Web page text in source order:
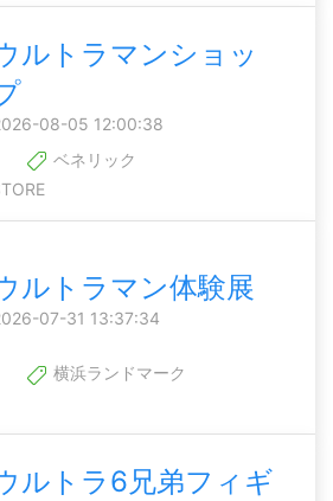
ルトラマンショッ
08-05 12:00:38
ベネリック
ルトラマン体験展
07-31 13:37:34
横浜ランドマーク
ルトラ6兄弟フィギ